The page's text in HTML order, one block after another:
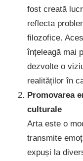
fost creată
reflecta
filozofice.
înțeleagă mai
dezvolte o
realităților în
Promovarea
culturale
Arta este o
transmite
expuși la